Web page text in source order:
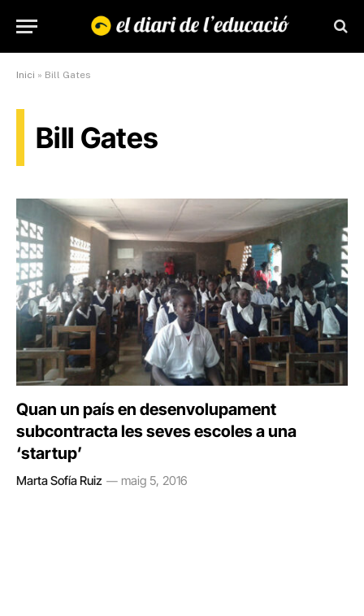
Inici » Bill Gates
Bill Gates
Quan un país en desenvolupament
subcontracta les seves escoles a una
‘startup’
Marta Sofía Ruiz maig 5, 2016